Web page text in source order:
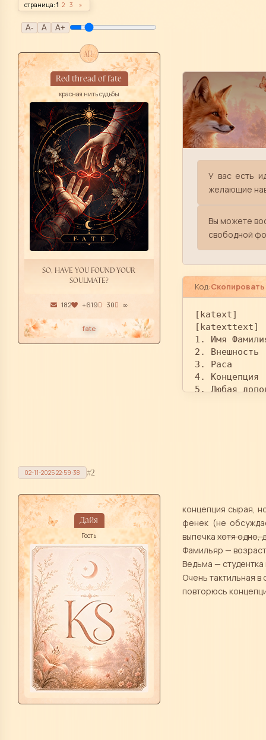
страница: 1 2 3 »
A- A A+
all
Red thread of fate
красная нить судьбы
SO, HAVE YOU FOUND YOUR
SOULMATE?
182 +619 30 ∞
fate
У вас есть
желающие
Вы можете
свободной
Код:
[katext]
[katexttext]
1. Имя
2. Внешность
3. Раса
4. Концепция
5. Любая
2
02-11-2025 22:59:38
Дайя
Гость
концепция сырая,
фенек (не
выпечка хотя одно,
Фамильяр —
Ведьма —
Очень тактильная
повторюсь